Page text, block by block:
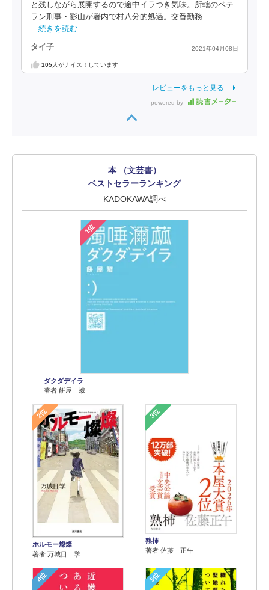
と残しながら展開するので途中イラつき気味。所轄のベテ
ラン刑事・影山が署内で村八分的処遇。交番勤務
…続きを読む
タイ子 2021年04月08日
105人がナイス！しています
レビューをもっと見る
powered by
本 （文芸書）
ベストセラーランキング
KADOKAWA調べ
1位
ダクダデイラ
著者 餅屋 蛾
2位
ホルモー燦燦
著者 万城目 学
3位
熟柿
著者 佐藤 正午
4位 5位